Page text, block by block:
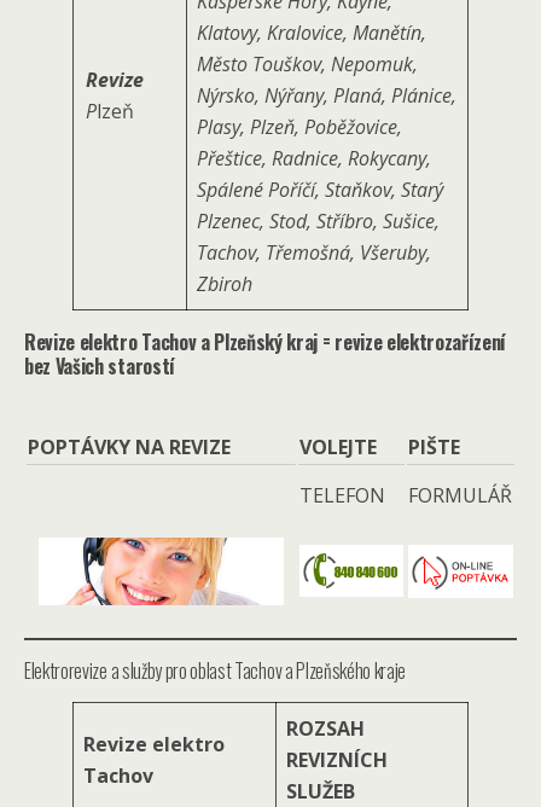
Revize
Plzeň
Klatovy, Kralovice, Manětín,
Město Touškov, Nepomuk,
Nýrsko, Nýřany, Planá, Plánice,
Plasy, Plzeň, Poběžovice,
Přeštice, Radnice, Rokycany,
Spálené Poříčí, Staňkov, Starý
Plzenec, Stod, Stříbro, Sušice,
Tachov, Třemošná, Všeruby,
Zbiroh
Revize elektro Tachov a Plzeňský kraj = revize elektrozařízení
bez Vašich starostí
POPTÁVKY NA REVIZE VOLEJTE
PIŠTE
TELEFON
FORMULÁŘ
Elektrorevize a služby pro oblast Tachov a Plzeňského kraje
Revize elektro
Tachov
ROZSAH
REVIZNÍCH
SLUŽEB